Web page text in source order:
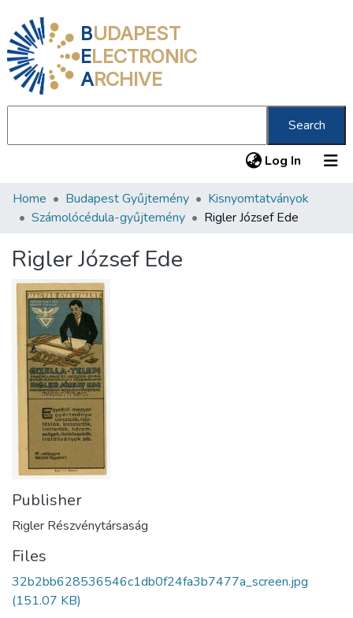
BUDAPEST
ELECTRONIC
ARCHIVE
Search
Log In (current)
Communities & Collections
Statistics
About us
Home Budapest Gyűjtemény
Kisnyomtatványok
Számolócédula-gyűjtemény
Rigler József Ede
Rigler József Ede
Publisher
Rigler Részvénytársaság
Files
32b2bb628536546c1db0f24fa3b7477a_screen.jpg
(151.07 KB)